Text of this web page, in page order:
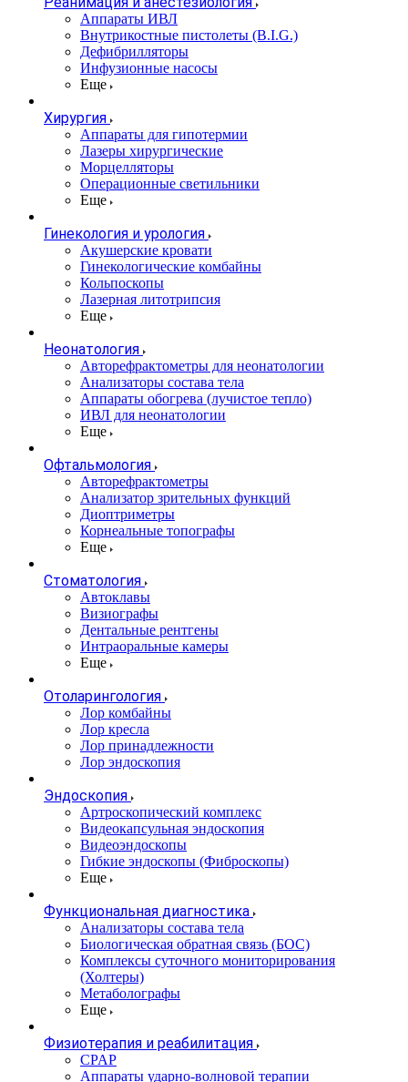
Аппараты ИВЛ
Внутрикостные пистолеты (B.I.G.)
Дефибрилляторы
Инфузионные насосы
Еще
Хирургия
Аппараты для гипотермии
Лазеры хирургические
Морцелляторы
Операционные светильники
Еще
Гинекология и урология
Акушерские кровати
Гинекологические комбайны
Кольпоскопы
Лазерная литотрипсия
Еще
Неонатология
Авторефрактометры для неонатологии
Анализаторы состава тела
Аппараты обогрева (лучистое тепло)
ИВЛ для неонатологии
Еще
Офтальмология
Авторефрактометры
Анализатор зрительных функций
Диоптриметры
Корнеальные топографы
Еще
Стоматология
Автоклавы
Визиографы
Дентальные рентгены
Интраоральные камеры
Еще
Отоларингология
Лор комбайны
Лор кресла
Лор принадлежности
Лор эндоскопия
Эндоскопия
Артроскопический комплекс
Видеокапсульная эндоскопия
Видеоэндоскопы
Гибкие эндоскопы (Фиброcкопы)
Еще
Функциональная диагностика
Анализаторы состава тела
Биологическая обратная связь (БОС)
Комплексы суточного мониторирования
(Холтеры)
Метаболографы
Еще
Физиотерапия и реабилитация
CPAP
Аппараты ударно-волновой терапии